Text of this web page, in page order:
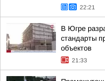
22:21
В Югре
стандарты
объектов
21:33